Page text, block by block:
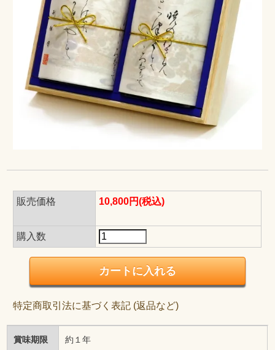
販売価格 10,800円(税込)
購入数
特定商取引法に基づく表記 (返品など)
賞味期限 約１年